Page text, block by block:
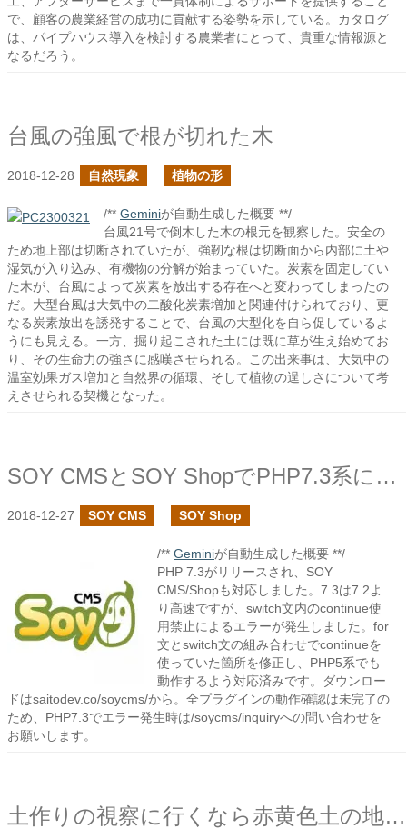
で、顧客の農業経営の成功に貢献する姿勢を示している。カタログ
は、パイプハウス導入を検討する農業者にとって、貴重な情報源と
なるだろう。
台風の強風で根が切れた木
2018-12-28 自然現象 植物の形
/** Geminiが自動生成した概要 **/
台風21号で倒木した木の根元を観察した。安全の
ため地上部は切断されていたが、強靭な根は切断面から内部に土や
湿気が入り込み、有機物の分解が始まっていた。炭素を固定してい
た木が、台風によって炭素を放出する存在へと変わってしまったの
だ。大型台風は大気中の二酸化炭素増加と関連付けられており、更
なる炭素放出を誘発することで、台風の大型化を自ら促しているよ
うにも見える。一方、掘り起こされた土には既に草が生え始めてお
り、その生命力の強さに感嘆させられる。この出来事は、大気中の
温室効果ガス増加と自然界の循環、そして植物の逞しさについて考
えさせられる契機となった。
SOY CMSとSOY ShopでPHP7.3系に対応してみました
2018-12-27 SOY CMS SOY Shop
/** Geminiが自動生成した概要 **/
PHP 7.3がリリースされ、SOY
CMS/Shopも対応しました。7.3は7.2よ
り高速ですが、switch文内のcontinue使
用禁止によるエラーが発生しました。for
文とswitch文の組み合わせでcontinueを
使っていた箇所を修正し、PHP5系でも
動作するよう対応済みです。ダウンロー
ドはsaitodev.co/soycms/から。全プラグインの動作確認は未完了の
ため、PHP7.3でエラー発生時は/soycms/inquiryへの問い合わせを
お願いします。
土作りの視察に行くなら赤黄色土の地域へ